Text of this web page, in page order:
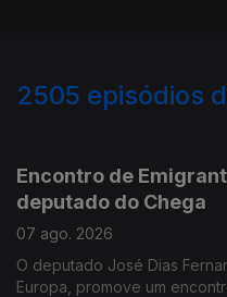
2505 episódios
Encontro de
deputado do Chega
07 ago. 2026
O deputado José Dias
Europa, promove um